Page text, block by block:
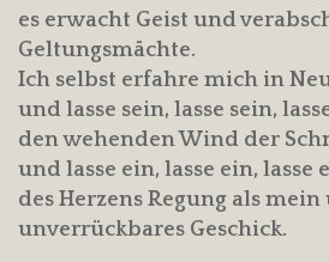
es erwacht Geist und
Geltungsmächte.
Ich selbst erfahre mich in
und lasse sein, lasse sein,
den wehenden Wind der
und lasse ein, lasse ein, lasse
des Herzens Regung als mein
unverrückbares Geschick.